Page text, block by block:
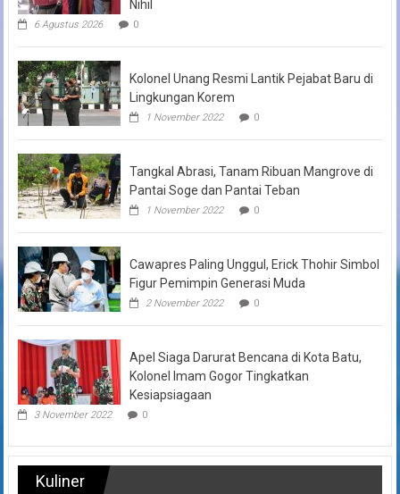
Nihil
6 Agustus 2026 0
Kolonel Unang Resmi Lantik Pejabat Baru di
Lingkungan Korem
1 November 2022 0
Tangkal Abrasi, Tanam Ribuan Mangrove di
Pantai Soge dan Pantai Teban
1 November 2022 0
Cawapres Paling Unggul, Erick Thohir Simbol
Figur Pemimpin Generasi Muda
2 November 2022 0
Apel Siaga Darurat Bencana di Kota Batu,
Kolonel Imam Gogor Tingkatkan
Kesiapsiagaan
3 November 2022 0
Kuliner